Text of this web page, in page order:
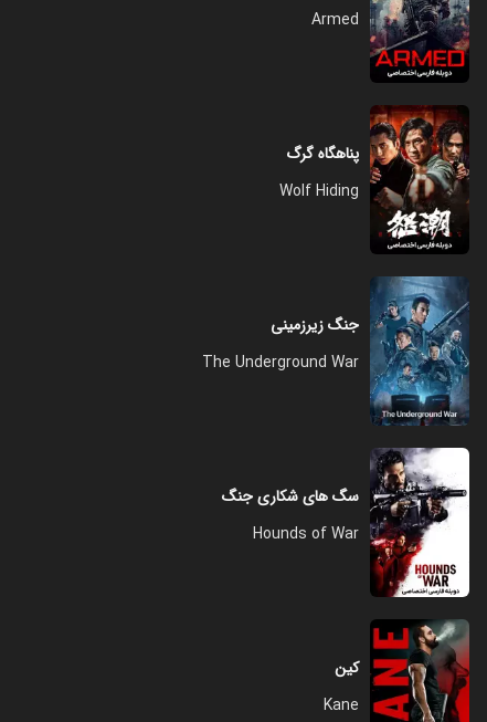
Armed
پناهگاه گرگ
Wolf Hiding
جنگ زیرزمینی
The Underground War
سگ های شکاری جنگ
Hounds of War
کین
Kane